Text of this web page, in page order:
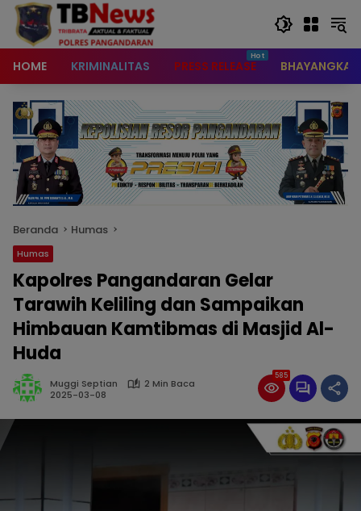
content
HOME KRIMINALITAS PRESS RELEASE BHAYANGKARI
Beranda Humas
Humas
Kapolres Pangandaran Gelar
Tarawih Keliling dan Sampaikan
Himbauan Kamtibmas di Masjid Al-
Huda
Muggi Septian
2 Min Baca
2025-03-08
585